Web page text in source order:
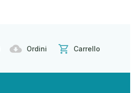
Ordini Carrello